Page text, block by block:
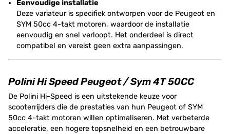
Eenvoudige installatie
Deze variateur is specifiek ontworpen voor de Peugeot en
SYM 50cc 4-takt motoren, waardoor de installatie
eenvoudig en snel verloopt. Het onderdeel is direct
compatibel en vereist geen extra aanpassingen.
Polini Hi Speed Peugeot / Sym 4T 50CC
De Polini Hi-Speed is een uitstekende keuze voor
scooterrijders die de prestaties van hun Peugeot of SYM
50cc 4-takt motoren willen optimaliseren. Met verbeterde
acceleratie, een hogere topsnelheid en een betrouwbare